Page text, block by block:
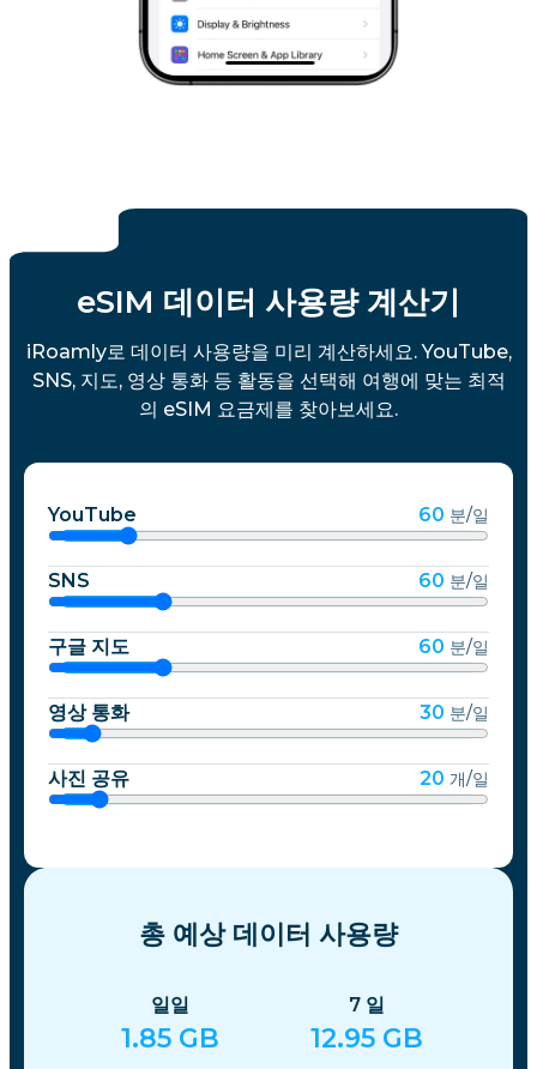
eSIM 데이터 사용량 계산기
iRoamly로 데이터 사용량을 미리 계산하세요. YouTube,
SNS, 지도, 영상 통화 등 활동을 선택해 여행에 맞는 최적
의 eSIM 요금제를 찾아보세요.
YouTube 60 분/일
SNS 60 분/일
구글 지도 60 분/일
영상 통화 30 분/일
사진 공유 20 개/일
총 예상 데이터 사용량
일일
1.85 GB
7 일
12.95 GB